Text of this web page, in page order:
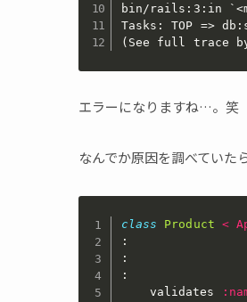
bin/rails:3:in
Tasks: TOP =>
(See full trace
エラーになりますね…。笑
なんでか原因を調べていた
class Product <
:
:
:
	validates